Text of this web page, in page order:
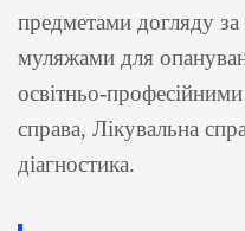
предметами догляду
муляжами для
освітньо-
справа, Лікувальна
діагностика.